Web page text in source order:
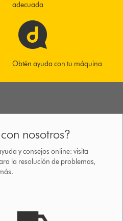
adecuada
Obtén ayuda con tu máquina
nosotros?
y consejos online: visita
la resolución de problemas,